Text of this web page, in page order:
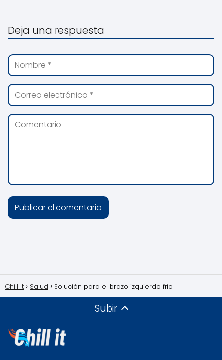
Deja una respuesta
Chill It Salud Solución para el brazo izquierdo frío
Subir